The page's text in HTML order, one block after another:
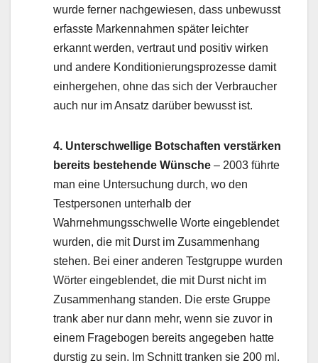
wurde ferner nachgewiesen, dass unbewusst
erfasste Markennahmen später leichter
erkannt werden, vertraut und positiv wirken
und andere Konditionierungsprozesse damit
einhergehen, ohne das sich der Verbraucher
auch nur im Ansatz darüber bewusst ist.
4. Unterschwellige Botschaften verstärken
bereits bestehende Wünsche – 2003 führte
man eine Untersuchung durch, wo den
Testpersonen unterhalb der
Wahrnehmungsschwelle Worte eingeblendet
wurden, die mit Durst im Zusammenhang
stehen. Bei einer anderen Testgruppe wurden
Wörter eingeblendet, die mit Durst nicht im
Zusammenhang standen. Die erste Gruppe
trank aber nur dann mehr, wenn sie zuvor in
einem Fragebogen bereits angegeben hatte
durstig zu sein. Im Schnitt tranken sie 200 ml.